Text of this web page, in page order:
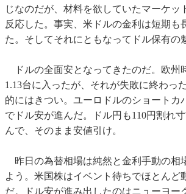
じなのだが、材料を欲していたマーケッ
反応した。事実、米ドルの金利は短期も
た。そしてそれにともなってドル保有の
ドルの全面安となってきたのだ。欧州
1.13台に入ったが、それが失敗に終わっ
的にはきつい。ユーロドルのショートカ
でドル安が進んだ。ドル円も110円割れ
んで、そのまま安値引け。
昨日の為替相場は純然と金利手動の相
よう。米国株はイベント待ちでほとんど
だ。ドル安が進み出したのはニューヨー